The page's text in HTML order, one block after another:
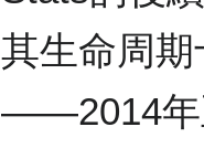
其生命周
——2014年